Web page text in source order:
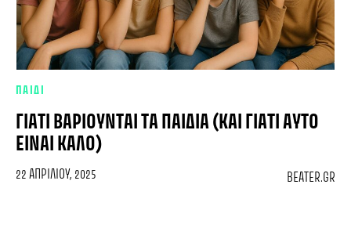
ΠΑΙΔΙ
ΓΙΑΤΊ ΒΑΡΙΟΎΝΤΑΙ ΤΑ ΠΑΙΔΙΆ (ΚΑΙ ΓΙΑΤΊ ΑΥΤΌ
ΕΊΝΑΙ ΚΑΛΌ)
22 ΑΠΡΙΛΊΟΥ, 2025 BEATER.GR